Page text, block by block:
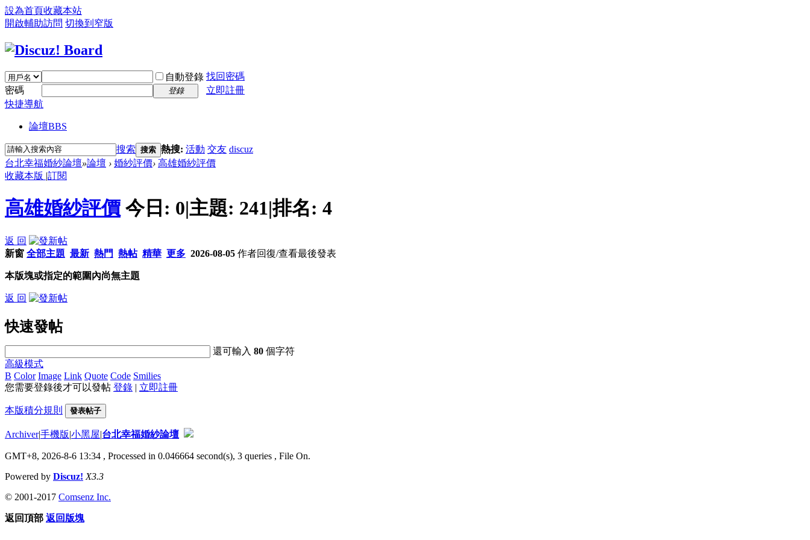
設為首頁收藏本站
開啟輔助訪問 切換到窄版
自動登錄 找回密碼
密碼
登錄
立即註冊
快捷導航
論壇BBS
搜索 搜索 熱搜: 活動 交友 discuz
台北幸福婚紗論壇»論壇 › 婚紗評價› 高雄婚紗評價
收藏本版 |訂閱
高雄婚紗評價 今日: 0|主題: 241|排名: 4
返 回
新窗 全部主題 最新 熱門 熱帖 精華 更多 2026-08-05 作者回復/查看最後發表
本版塊或指定的範圍內尚無主題
返 回
快速發帖
還可輸入80 個字符
高級模式
B Color Image Link Quote Code Smilies
您需要登錄後才可以發帖 登錄 | 立即註冊
本版積分規則 發表帖子
Archiver|手機版|小黑屋|台北幸福婚紗論壇
GMT+8, 2026-8-6 13:34 , Processed in 0.046664 second(s), 3 queries , File On.
Powered by Discuz! X3.3
© 2001-2017 Comsenz Inc.
返回頂部 返回版塊